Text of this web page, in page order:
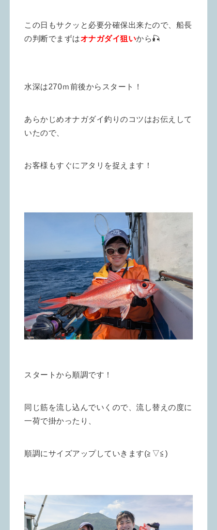
この日もサクッと必要分確保出来たので、船長
の判断でまずはオナガダイ狙いから🎣
水深は270ｍ前後からスタート！
あらかじめオナガダイ釣りのコツはお伝えして
いたので、
お客様もすぐにアタリを捉えます！
スタートから順調です！
同じ筋を流し込んでいくので、流し替えの度に
一荷で掛かったり、
順調にサイズアップしていきます(≧▽≦)